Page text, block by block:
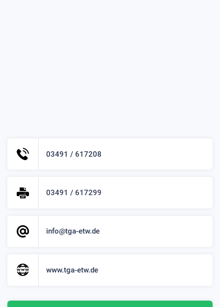
03491 / 617208
03491 / 617299
info@tga-etw.de
www.tga-etw.de